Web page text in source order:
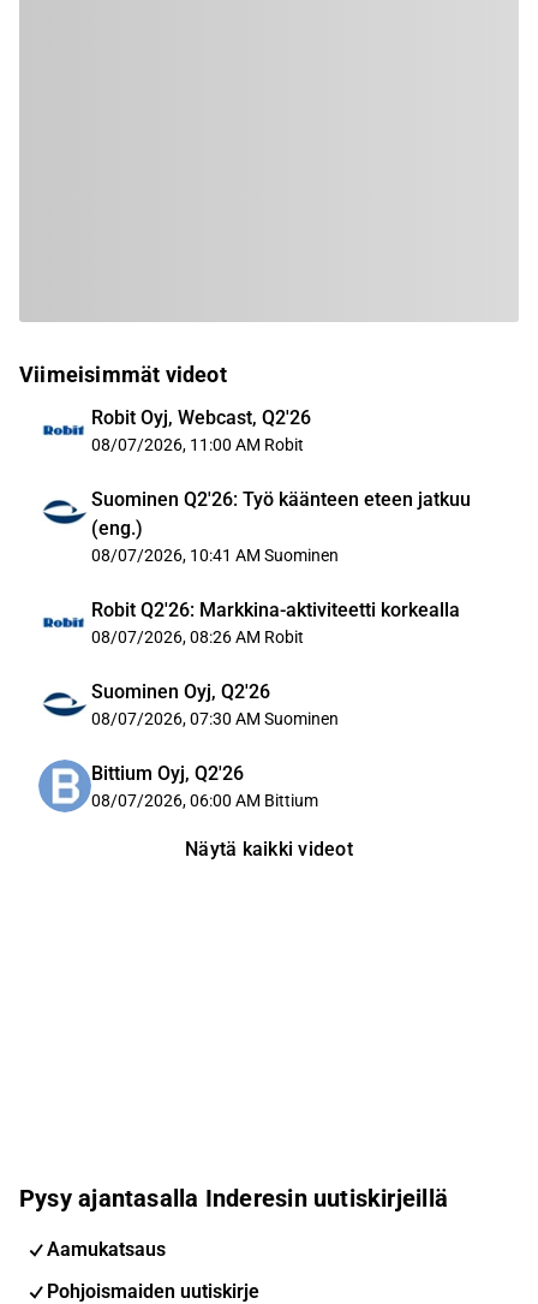
Viimeisimmät videot
Robit Oyj, Webcast, Q2'26
08/07/2026, 11:00 AM Robit
Suominen Q2'26: Työ käänteen eteen jatkuu
(eng.)
08/07/2026, 10:41 AM Suominen
Robit Q2'26: Markkina-aktiviteetti korkealla
08/07/2026, 08:26 AM Robit
Suominen Oyj, Q2'26
08/07/2026, 07:30 AM Suominen
Bittium Oyj, Q2'26
08/07/2026, 06:00 AM Bittium
Näytä kaikki videot
Pysy ajantasalla Inderesin uutiskirjeillä
Aamukatsaus
Pohjoismaiden uutiskirje